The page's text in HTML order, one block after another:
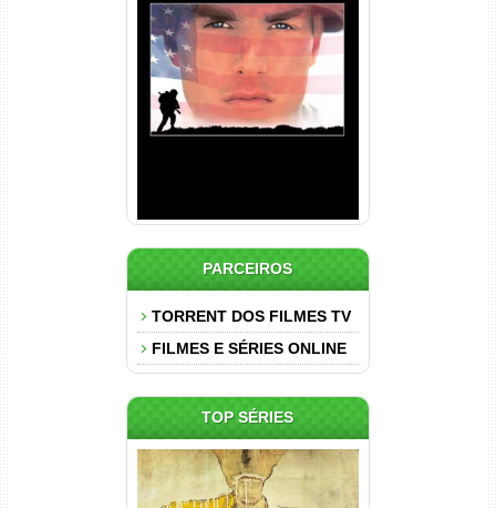
Nascido em 4 de Julho
Torrent (1989) WEB-DL 1080p
Dual Áudio
PARCEIROS
TORRENT DOS FILMES TV
FILMES E SÉRIES ONLINE
TOP SÉRIES